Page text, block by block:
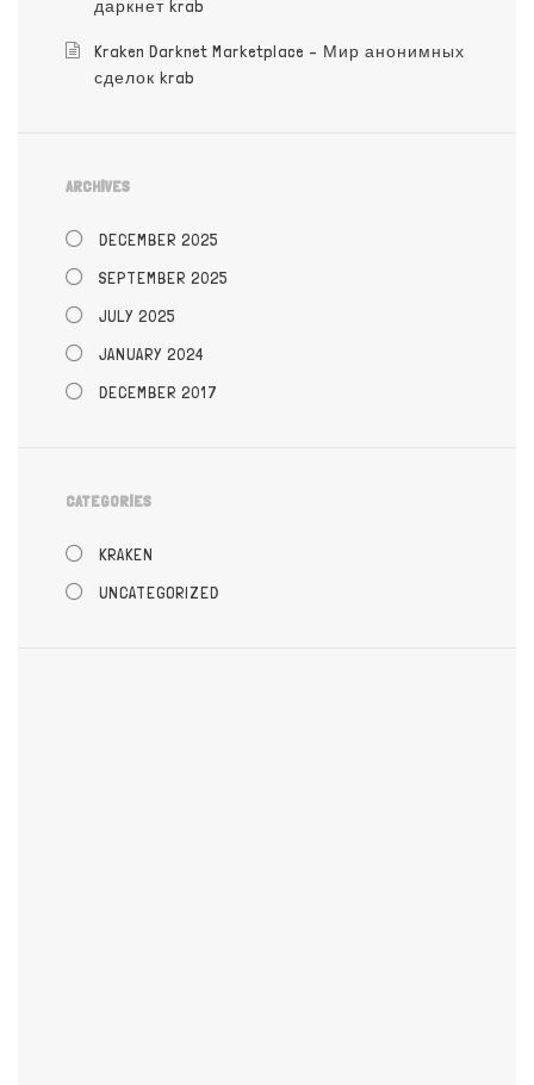
даркнет krab
Kraken Darknet Marketplace – Мир анонимных
сделок krab
ARCHIVES
DECEMBER 2025
SEPTEMBER 2025
JULY 2025
JANUARY 2024
DECEMBER 2017
CATEGORIES
KRAKEN
UNCATEGORIZED